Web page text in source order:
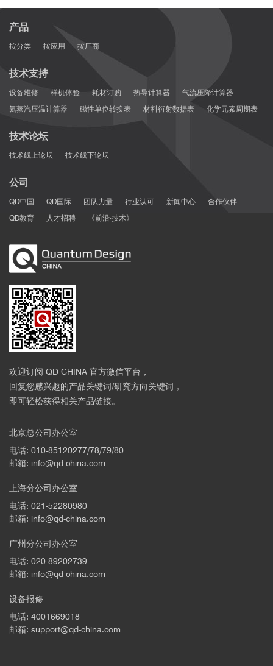
产品
按分类 按应用 按厂商
技术支持
设备维修 样机体验 耗材订购 热导计算器
气流压降计算器
氦蒸汽压温计算器
磁性单位转换表 材料衍射数据表 化学元素周期表
技术论坛
技术线上论坛 技术线下论坛
公司
QD中国 QD国际 团队力量 行业认可 新闻中心
合作伙伴
QD教育
人才招聘 《前沿·技术》
欢迎订阅 QD CHINA 官方微信平台，
回复您感兴趣的产品关键词/研究方向关键词，
即可轻松获得相关产品链接。
北京总公司办公室
电话: 010-85120277/78/79/80
邮箱: info@qd-china.com
上海分公司办公室
电话: 021-52280980
邮箱: info@qd-china.com
广州分公司办公室
电话: 020-89202739
邮箱: info@qd-china.com
设备报修
电话: 4001669018
邮箱: support@qd-china.com